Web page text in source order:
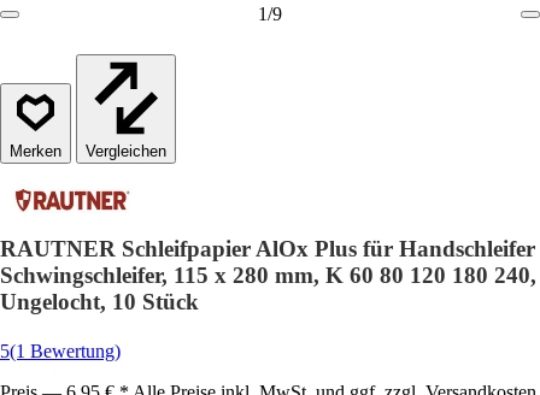
1/9
Vergleichen
RAUTNER Schleifpapier AlOx Plus für Handschleifer
Schwingschleifer, 115 x 280 mm, K 60 80 120 180 240,
Ungelocht, 10 Stück
5(1 Bewertung)